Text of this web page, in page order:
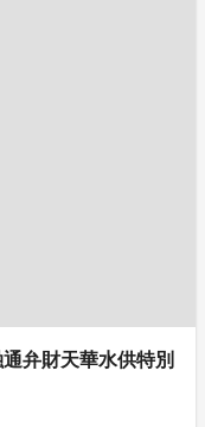
弁財天華水供特別